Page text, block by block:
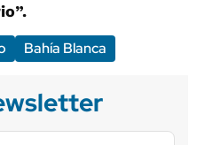
Bahía Blanca